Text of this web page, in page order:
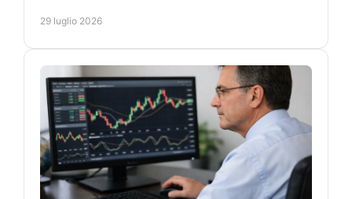
29 luglio 2026